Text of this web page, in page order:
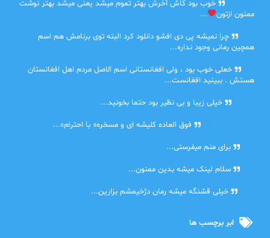
خوب بود کاش آخرش بهتر تموم میشد یعنی میشد بهتر نوشت
ممنون ازتون
...
چرا نمیشه پی دی افشو دانلود کرد البته توی برنامش هم اسم
همچین رمانی وجود نداره...
خعلی خوب بود ، ولی افغانستانی اسم الاصل مردم اهل افغانستان
هستش . ببینید افغانست...
خیلی زیبا و بی نظیر بود حتما بخونید...
فوق العاده کلیشه ای و مسخره« با احترام»...
برای منم میفرستی...
سلام لینک میشه بدین ممنون...
خیلی قشنگه میشه رمان دژخیمشم بزارین...
ابر برچسب ها